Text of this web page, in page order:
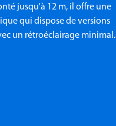
jusqu'à 12 m, il offre une
qui dispose de versions
un rétroéclairage minimal.